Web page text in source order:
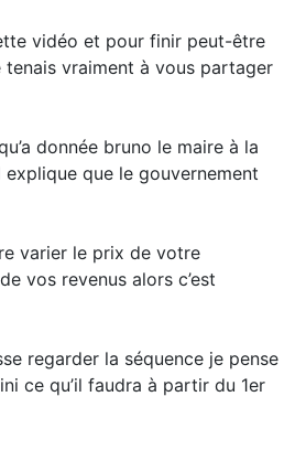
vidéo et pour finir peut-être
vraiment à vous partager
donnée bruno le maire à la
que le gouvernement
varier le prix de votre
vos revenus alors c’est
regarder la séquence je pense
ce qu’il faudra à partir du 1er